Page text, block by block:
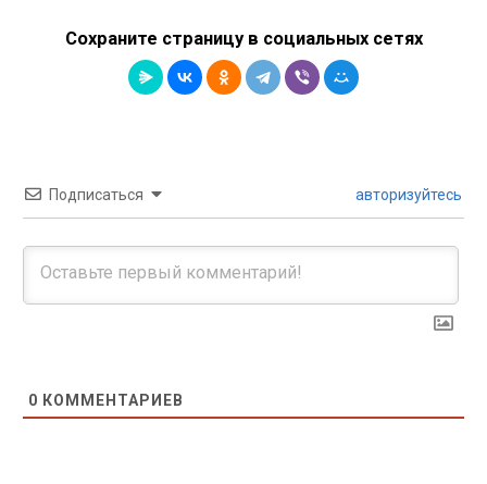
Сохраните страницу в социальных сетях
Подписаться авторизуйтесь
0 КОММЕНТАРИЕВ